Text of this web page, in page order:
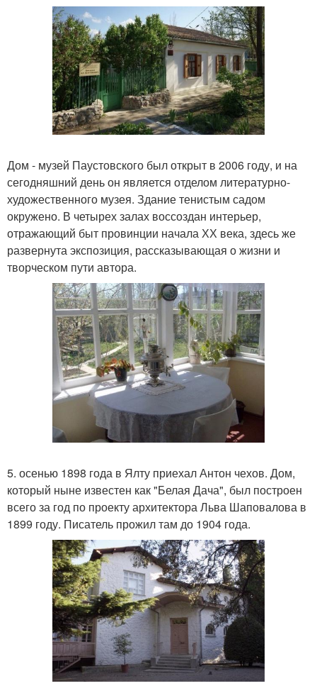
Дом - музей Паустовского был открыт в 2006 году, и на
сегодняшний день он является отделом литературно-
художественного музея. Здание тенистым садом
окружено. В четырех залах воссоздан интерьер,
отражающий быт провинции начала ХХ века, здесь же
развернута экспозиция, рассказывающая о жизни и
творческом пути автора.
5. осенью 1898 года в Ялту приехал Антон чехов. Дом,
который ныне известен как "Белая Дача", был построен
всего за год по проекту архитектора Льва Шаповалова в
1899 году. Писатель прожил там до 1904 года.